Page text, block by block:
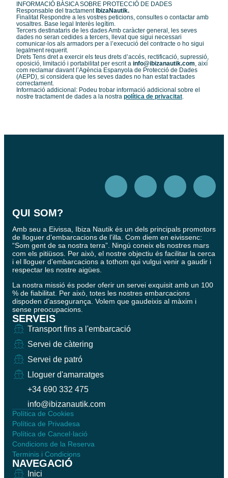
INFORMACIÓ BÀSICA SOBRE PROTECCIÓ DE DADES
Responsable del tractament IbizaNautik.
Finalitat Respondre a les vostres peticions, consultes o contactar amb
vosaltres. Base legal Interès legítim.
Tercers destinataris de les dades Amb caràcter general, les seves
dades no seran cedides a tercers, llevat que sigui necessari
comunicar-los als armadors per a l’execució del contracte o ho sigui
legalment requerit.
Drets Tens dret a exercir els teus drets d’accés, rectificació, supressió,
oposició, limitació i portabilitat per escrit a info@ibizanautik.com, així
com reclamar davant l’Agència Espanyola de Protecció de Dades
(AEPD), si considera que les seves dades no han estat tractades
correctament.
Informació addicional: Podeu trobar informació addicional sobre el
nostre tractament de dades a la nostra política de privacitat.
QUI SOM?
Amb seu a Eivissa, Ibiza Nautik és un dels principals promotors
de lloguer d’embarcacions de l’illa. Com diem en eivissenc:
“Som gent de sa nostra terra”. Ningú coneix els nostres mars
com els pitiüsos. Per això, el nostre objectiu és facilitar la cerca
i el lloguer d’embarcacions a tothom qui vulgui venir a gaudir i
respectar les nostre aigües.
La nostra missió és poder oferir un servei exquisit amb un 100
% de fiabilitat. Per això, totes les nostres embarcacions
dispoden d’assegurança. Volem que gaudeixis al màxim i
sense preocupacions.
SERVEIS
Transport fins a l'embarcació
Servei de càtering
Servei de patró
Lloguer d'amarratges
+34 690 332 475
info@ibizanautik.com
Política de Cookies
Política de Privadesa
Política de Cancel·lació
Condicions de la Reserva
Terminis i Condicions
NAVEGACIÓ
Inici